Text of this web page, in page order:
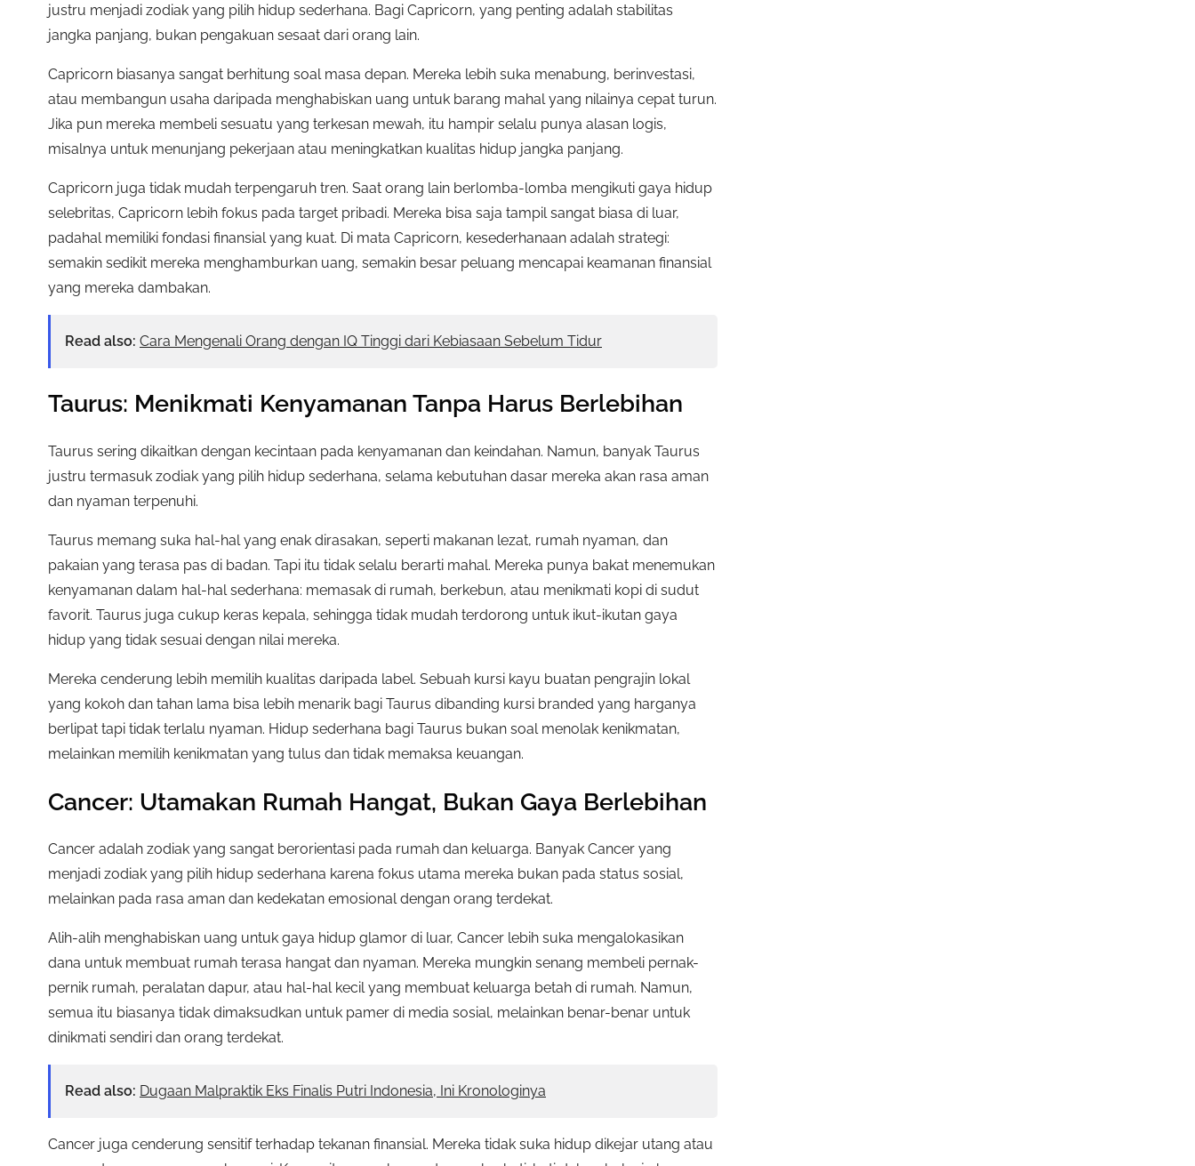
justru menjadi zodiak yang pilih hidup sederhana. Bagi Capricorn, yang penting adalah stabilitas
jangka panjang, bukan pengakuan sesaat dari orang lain.
Capricorn biasanya sangat berhitung soal masa depan. Mereka lebih suka menabung, berinvestasi,
atau membangun usaha daripada menghabiskan uang untuk barang mahal yang nilainya cepat turun.
Jika pun mereka membeli sesuatu yang terkesan mewah, itu hampir selalu punya alasan logis,
misalnya untuk menunjang pekerjaan atau meningkatkan kualitas hidup jangka panjang.
Capricorn juga tidak mudah terpengaruh tren. Saat orang lain berlomba-lomba mengikuti gaya hidup
selebritas, Capricorn lebih fokus pada target pribadi. Mereka bisa saja tampil sangat biasa di luar,
padahal memiliki fondasi finansial yang kuat. Di mata Capricorn, kesederhanaan adalah strategi:
semakin sedikit mereka menghamburkan uang, semakin besar peluang mencapai keamanan finansial
yang mereka dambakan.
Read also: Cara Mengenali Orang dengan IQ Tinggi dari Kebiasaan Sebelum Tidur
Taurus: Menikmati Kenyamanan Tanpa Harus Berlebihan
Taurus sering dikaitkan dengan kecintaan pada kenyamanan dan keindahan. Namun, banyak Taurus
justru termasuk zodiak yang pilih hidup sederhana, selama kebutuhan dasar mereka akan rasa aman
dan nyaman terpenuhi.
Taurus memang suka hal-hal yang enak dirasakan, seperti makanan lezat, rumah nyaman, dan
pakaian yang terasa pas di badan. Tapi itu tidak selalu berarti mahal. Mereka punya bakat menemukan
kenyamanan dalam hal-hal sederhana: memasak di rumah, berkebun, atau menikmati kopi di sudut
favorit. Taurus juga cukup keras kepala, sehingga tidak mudah terdorong untuk ikut-ikutan gaya
hidup yang tidak sesuai dengan nilai mereka.
Mereka cenderung lebih memilih kualitas daripada label. Sebuah kursi kayu buatan pengrajin lokal
yang kokoh dan tahan lama bisa lebih menarik bagi Taurus dibanding kursi branded yang harganya
berlipat tapi tidak terlalu nyaman. Hidup sederhana bagi Taurus bukan soal menolak kenikmatan,
melainkan memilih kenikmatan yang tulus dan tidak memaksa keuangan.
Cancer: Utamakan Rumah Hangat, Bukan Gaya Berlebihan
Cancer adalah zodiak yang sangat berorientasi pada rumah dan keluarga. Banyak Cancer yang
menjadi zodiak yang pilih hidup sederhana karena fokus utama mereka bukan pada status sosial,
melainkan pada rasa aman dan kedekatan emosional dengan orang terdekat.
Alih-alih menghabiskan uang untuk gaya hidup glamor di luar, Cancer lebih suka mengalokasikan
dana untuk membuat rumah terasa hangat dan nyaman. Mereka mungkin senang membeli pernak-
pernik rumah, peralatan dapur, atau hal-hal kecil yang membuat keluarga betah di rumah. Namun,
semua itu biasanya tidak dimaksudkan untuk pamer di media sosial, melainkan benar-benar untuk
dinikmati sendiri dan orang terdekat.
Read also: Dugaan Malpraktik Eks Finalis Putri Indonesia, Ini Kronologinya
Cancer juga cenderung sensitif terhadap tekanan finansial. Mereka tidak suka hidup dikejar utang atau